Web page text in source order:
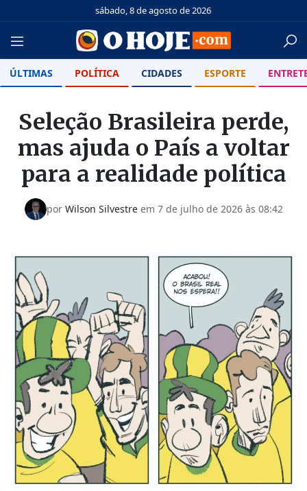
sábado, 8 de agosto de 2026
ÚLTIMAS POLÍTICA CIDADES ESPORTE
Seleção Brasileira perde,
mas ajuda o País a voltar
para a realidade política
por Wilson Silvestreem 7 de julho de 2026 às 08:42